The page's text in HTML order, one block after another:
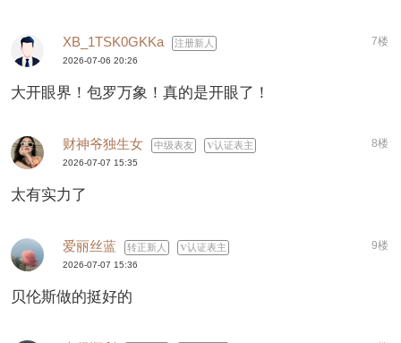
XB_1TSK0GKKa 注册新人 7楼
2026-07-06 20:26
大开眼界！包罗万象！真的是开眼了！
财神爷独生女 中级表友 认证表主 8楼
2026-07-07 15:35
太有实力了
爱丽丝蓝 转正新人 认证表主 9楼
2026-07-07 15:36
贝伦斯做的挺好的